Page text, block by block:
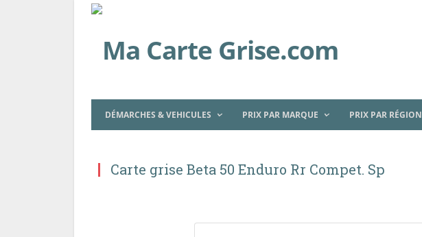
DÉMARCHES & VEHICULES PRIX PAR MARQUE PRIX PAR RÉGION
Carte grise Beta 50 Enduro Rr Compet. Sp